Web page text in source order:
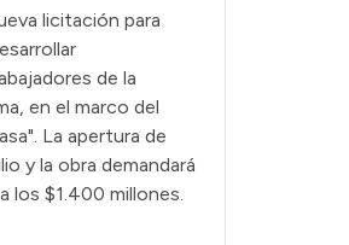
licitación para
de la
en el marco del
La apertura de
y la obra demandará
los $1.400 millones.